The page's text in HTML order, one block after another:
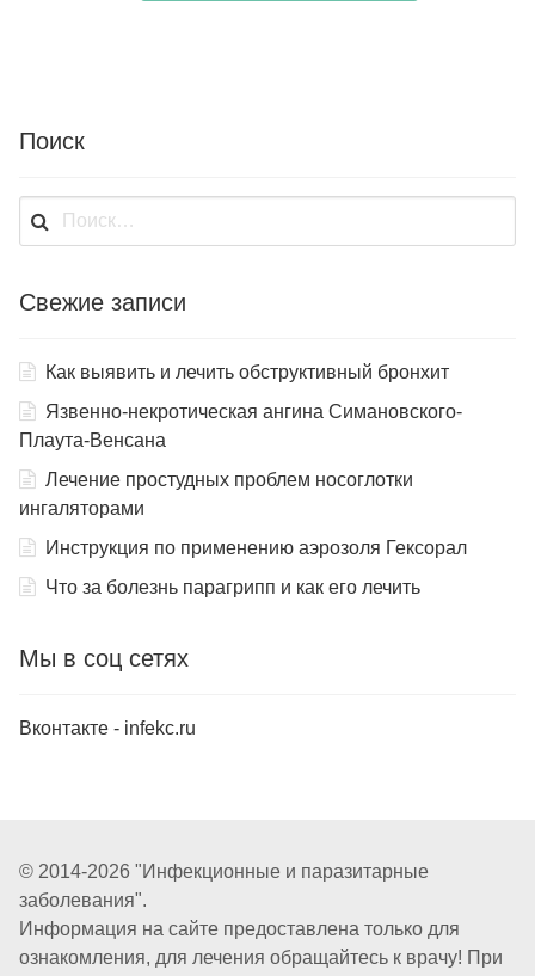
Поиск
Найти:
Свежие записи
Как выявить и лечить обструктивный бронхит
Язвенно-некротическая ангина Симановского-
Плаута-Венсана
Лечение простудных проблем носоглотки
ингаляторами
Инструкция по применению аэрозоля Гексорал
Что за болезнь парагрипп и как его лечить
Мы в соц сетях
Вконтакте - infekc.ru
© 2014-2026 "Инфекционные и паразитарные
заболевания".
Информация на сайте предоставлена только для
ознакомления, для лечения обращайтесь к врачу! При